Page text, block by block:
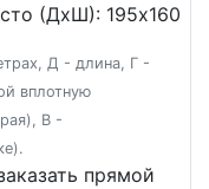
(ДxШ): 195x160
Д - длина, Г -
вплотную
В -
прямой